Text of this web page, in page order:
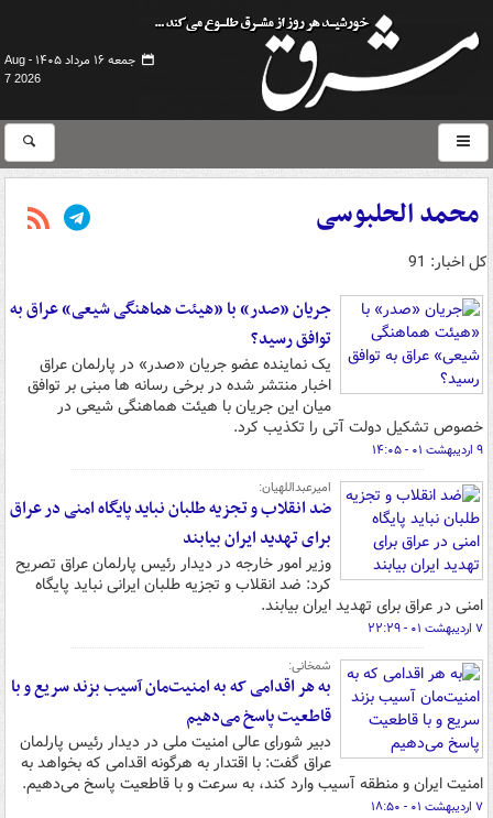
جمعه ۱۶ مرداد ۱۴۰۵ -
Aug
7 2026
محمد الحلبوسی
کل اخبار: 91
جریان «صدر» با «هیئت هماهنگی شیعی» عراق به
توافق رسید؟
یک نماینده عضو جریان «صدر» در پارلمان عراق
اخبار منتشر شده در برخی رسانه ها مبنی بر توافق
میان این جریان با هیئت هماهنگی شیعی در
خصوص تشکیل دولت آتی را تکذیب کرد.
۹ اردیبهشت ۰۱ - ۱۴:۰۵
امیرعبداللهیان:
ضد انقلاب و تجزیه طلبان نباید پایگاه امنی در عراق
برای تهدید ایران بیابند
وزیر امور خارجه در دیدار رئیس پارلمان عراق تصریح
کرد: ضد انقلاب و تجزیه طلبان ایرانی نباید پایگاه
امنی در عراق برای تهدید ایران بیابند.
۷ اردیبهشت ۰۱ - ۲۲:۲۹
شمخانی:
به هر اقدامی که به امنیت‌مان آسیب بزند سریع و با
قاطعیت پاسخ می‌دهیم
دبیر شورای عالی امنیت ملی در دیدار رئیس پارلمان
عراق گفت: با اقتدار به هرگونه اقدامی که بخواهد به
امنیت ایران و منطقه آسیب وارد کند، به سرعت و با قاطعیت پاسخ می‌دهیم.
۷ اردیبهشت ۰۱ - ۱۸:۵۰